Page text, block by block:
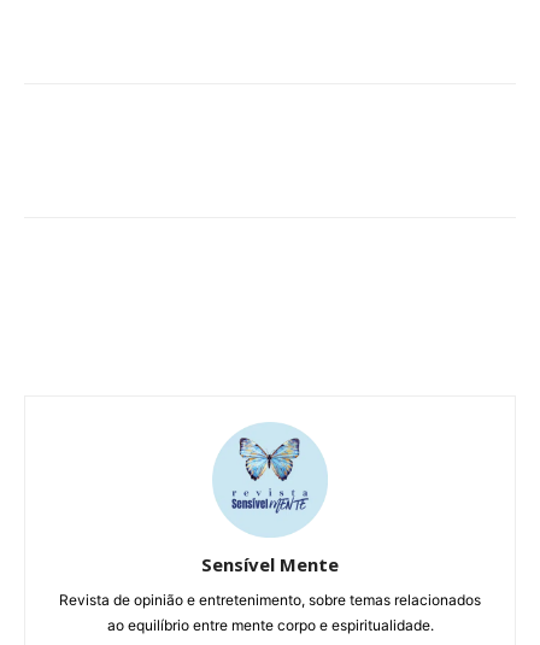
Sensível Mente
Revista de opinião e entretenimento, sobre temas relacionados
ao equilíbrio entre mente corpo e espiritualidade.